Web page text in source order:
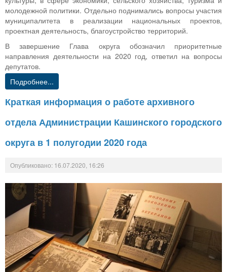
молодежной политики. Отдельно поднимались вопросы участия
муниципалитета в реализации национальных проектов,
проектная деятельность, благоустройство территорий.
В завершение Глава округа обозначил приоритетные
направления деятельности на 2020 год, ответил на вопросы
депутатов.
Подробнее...
Краткая информация о работе архивного
отдела Администрации Кашинского городского
округа в 1 полугодии 2020 года
Опубликовано: 16.07.2020, 16:26